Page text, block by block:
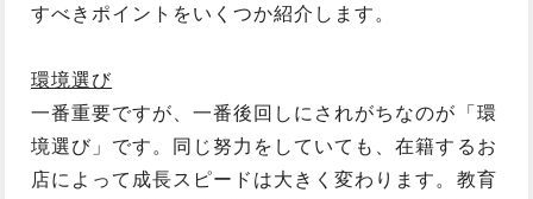
すべきポイントをいくつか紹介します。
環境選び
一番重要ですが、一番後回しにされがちなのが「環
境選び」です。同じ努力をしていても、在籍するお
店によって成長スピードは大きく変わります。教育